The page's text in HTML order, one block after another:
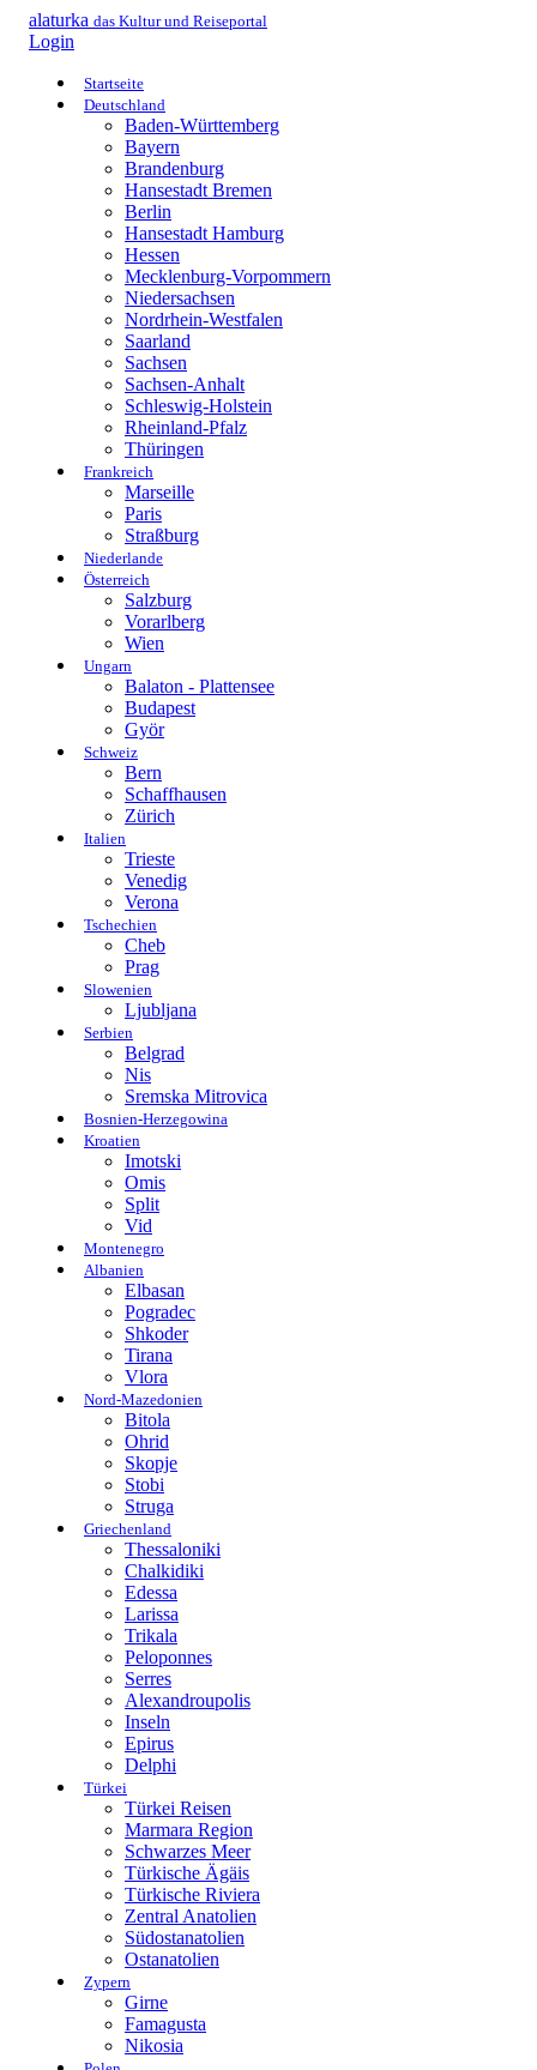
alaturka das Kultur und Reiseportal
Login
Startseite
Deutschland
Baden-Württemberg
Bayern
Brandenburg
Hansestadt Bremen
Berlin
Hansestadt Hamburg
Hessen
Mecklenburg-Vorpommern
Niedersachsen
Nordrhein-Westfalen
Saarland
Sachsen
Sachsen-Anhalt
Schleswig-Holstein
Rheinland-Pfalz
Thüringen
Frankreich
Marseille
Paris
Straßburg
Niederlande
Österreich
Salzburg
Vorarlberg
Wien
Ungarn
Balaton - Plattensee
Budapest
Györ
Schweiz
Bern
Schaffhausen
Zürich
Italien
Trieste
Venedig
Verona
Tschechien
Cheb
Prag
Slowenien
Ljubljana
Serbien
Belgrad
Nis
Sremska Mitrovica
Bosnien-Herzegowina
Kroatien
Imotski
Omis
Split
Vid
Montenegro
Albanien
Elbasan
Pogradec
Shkoder
Tirana
Vlora
Nord-Mazedonien
Bitola
Ohrid
Skopje
Stobi
Struga
Griechenland
Thessaloniki
Chalkidiki
Edessa
Larissa
Trikala
Peloponnes
Serres
Alexandroupolis
Inseln
Epirus
Delphi
Türkei
Türkei Reisen
Marmara Region
Schwarzes Meer
Türkische Ägäis
Türkische Riviera
Zentral Anatolien
Südostanatolien
Ostanatolien
Zypern
Girne
Famagusta
Nikosia